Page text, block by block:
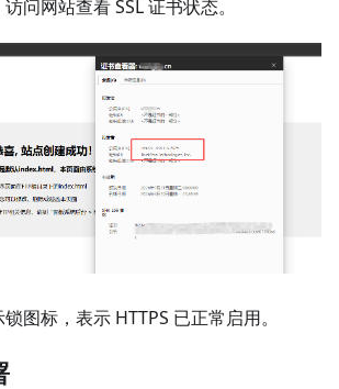
问网站查看 SSL 证书状态。
图标，表示 HTTPS 已正常启用。